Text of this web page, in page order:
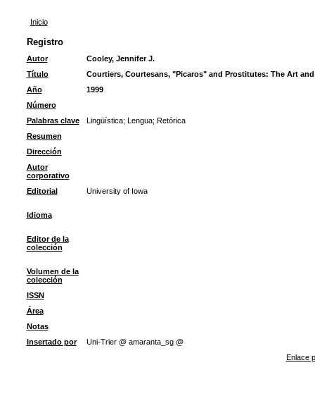
Inicio
Registro
Autor
Cooley, Jennifer J.
Título
Courtiers, Courtesans, "Picaros" and Prostitutes: The Art
Año
1999
Número
Palabras clave
Lingüística; Lengua; Retórica
Resumen
Dirección
Autor
corporativo
Editorial
University of Iowa
Idioma
Editor de la
colección
Volumen de la
colección
ISSN
Área
Notas
Insertado por
Uni-Trier @ amaranta_sg @
Enlace